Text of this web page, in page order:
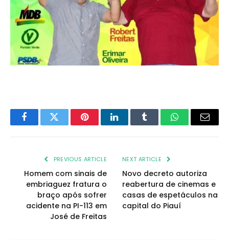
FacebookTwitter PinterestLinkedInTumblr WhatsAppEmail
PREVIOUS ARTICLE
Homem com sinais de
embriaguez fratura o
braço após sofrer
acidente na PI-113 em
José de Freitas
NEXT ARTICLE
Novo decreto autoriza
reabertura de cinemas e
casas de espetáculos na
capital do Piauí